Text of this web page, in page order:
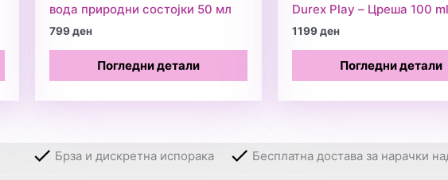
вода природни состојки 50 мл
799ден
Погледни детали
Durex Play – Цреша 100 ml
1199ден
Погледни детали
Брза и дискретна испорака Бесплатна достава за нарачки